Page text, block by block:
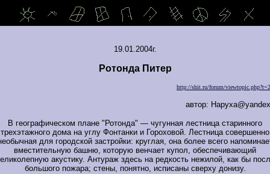
19.01.2004г.
Ротонда Питер
http://shit.ru/forum/
автор:
В географическом плане "Ротонда" — чугунная лестница старинного
трехэтажного дома на углу Фонтанки и Гороховой. Лестница совершенно
для городской застройки: круглая, она более всего
вместительную башню, которую венчает купол, обеспечивающий
акустику. Антураж здесь на редкость нежилой, как бы
большого пожара; стены, понятно, исписаны сверху донизу.